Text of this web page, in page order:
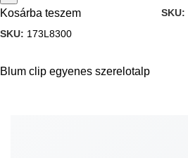
Kosárba teszem
SKU: 173L8300
SKU:
Blum clip egyenes szerelotalp